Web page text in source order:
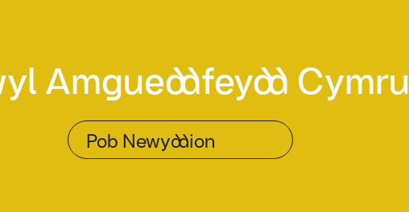
Amgueddfeydd Cymru